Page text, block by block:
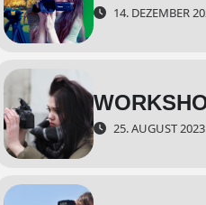
14. DEZEMBER
25. AUGUST